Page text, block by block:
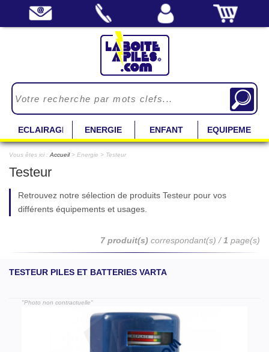
ECLAIRAGE ENERGIE ENFANT EQUIPEMENT
Vous êtes ici : Accueil> Energie > Testeur
Testeur
Retrouvez notre sélection de produits Testeur pour vos
différents équipements et usages.
7 produit(s) correspondant(s) /1 page(s)
TESTEUR PILES ET BATTERIES VARTA
"Photo non contractuelle"